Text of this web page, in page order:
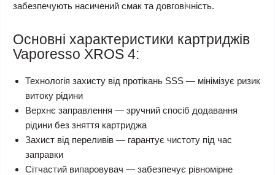
забезпечують насичений смак та довговічність.
Основні характеристики картриджів
Vaporesso XROS 4:
Технологія захисту від протікань SSS — мінімізує ризик
витоку рідини
Верхнє заправлення — зручний спосіб додавання
рідини без зняття картриджа
Захист від переливів — гарантує чистоту під час
заправки
Сітчастий випаровувач — забезпечує рівномірне